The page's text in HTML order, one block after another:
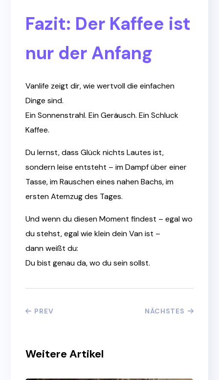
Fazit: Der Kaffee ist
nur der Anfang
Vanlife zeigt dir, wie wertvoll die einfachen
Dinge sind.
Ein Sonnenstrahl. Ein Geräusch. Ein Schluck
Kaffee.
Du lernst, dass Glück nichts Lautes ist,
sondern leise entsteht – im Dampf über einer
Tasse, im Rauschen eines nahen Bachs, im
ersten Atemzug des Tages.
Und wenn du diesen Moment findest – egal wo
du stehst, egal wie klein dein Van ist –
dann weißt du:
Du bist genau da, wo du sein sollst.
PREV NÄCHSTES
Weitere Artikel